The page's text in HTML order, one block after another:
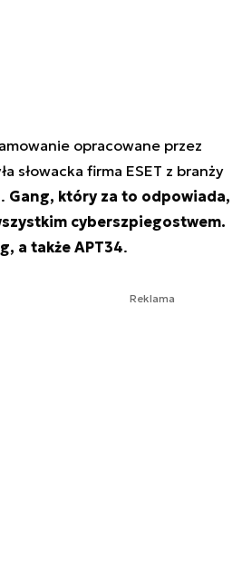
opracowane przez
słowacka firma ESET z branży
Gang, który za to odpowiada,
cyberszpiegostwem.
a także APT34.
Reklama